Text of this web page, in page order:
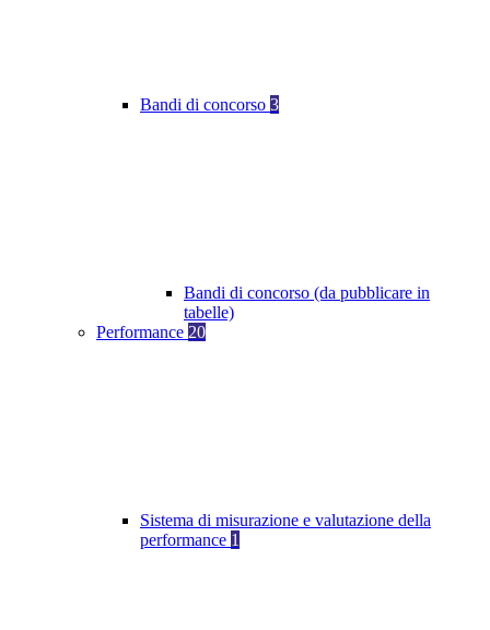
Bandi di concorso 3
Bandi di concorso (da pubblicare in
tabelle)
Performance 20
Sistema di misurazione e valutazione della
performance 1